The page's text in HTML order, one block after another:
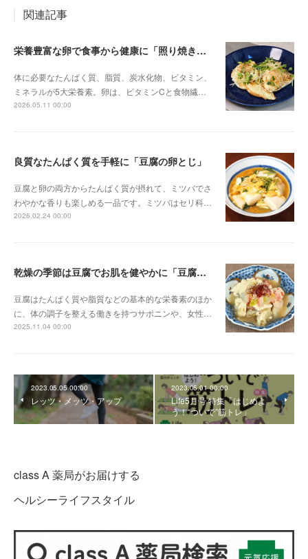
関連記事
栄養豊富な卵で食事から健康に「照り焼き卵」
体に必要なたんぱく質、脂質、炭水化物、ビタミン、
ミネラルが5大栄養素。卵は、ビタミンCと食物繊…
2026.05.11 00:00
良質なたんぱく質を手軽に「豆腐の卵とじ」
豆腐と卵の両方からたんぱく質が摂れて、ミツバでさ
わやかな香りも楽しめる一品です。ミツバはセリ科…
2026.02.24 00:00
乾燥の季節は豆腐でお肌を健やかに「豆腐とカニカマのスープ煮」
豆腐はたんぱく質や脂質などの基本的な栄養素のほか
に、体の調子を整える働きを持つサポニンや、女性…
2025.11.04 00:00
2023.05.05 00:00
レッツ・メッツ・アップ
2023.05.01 00:00
Life5月号 特集「はじめよ
う！“ついで”筋トレ」
class A 薬局がお届けする
ヘルシーライフスタイル